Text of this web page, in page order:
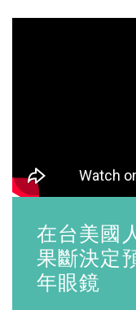
在台美國
果斷決定
年眼鏡